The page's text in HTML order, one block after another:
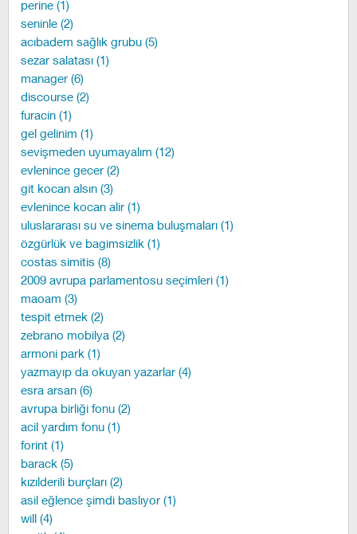
perine (1)
seninle (2)
acıbadem sağlık grubu (5)
sezar salatası (1)
manager (6)
discourse (2)
furacin (1)
gel gelinim (1)
sevişmeden uyumayalım (12)
evlenince gecer (2)
git kocan alsın (3)
evlenince kocan alir (1)
uluslararası su ve sinema buluşmaları (1)
özgürlük ve bagimsizlik (1)
costas simitis (8)
2009 avrupa parlamentosu seçimleri (1)
maoam (3)
tespit etmek (2)
zebrano mobilya (2)
armoni park (1)
yazmayıp da okuyan yazarlar (4)
esra arsan (6)
avrupa birliği fonu (2)
acil yardım fonu (1)
forint (1)
barack (5)
kızılderili burçları (2)
asil eğlence şimdi baslıyor (1)
will (4)